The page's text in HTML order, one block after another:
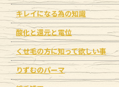
キレイになる為の知識
酸化と還元と電位
くせ毛の方に知って欲しい事
りずむのパーマ